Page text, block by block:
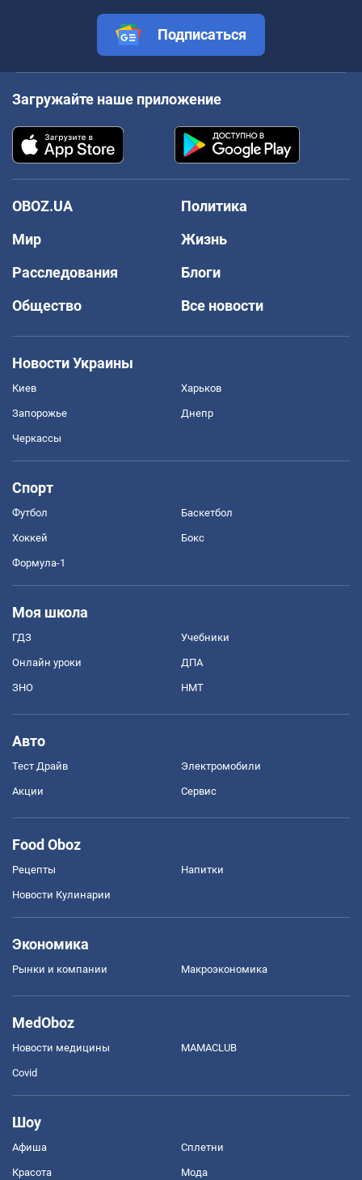
Подписаться
Загружайте наше приложение
OBOZ.UA
Политика
Мир
Жизнь
Расследования
Блоги
Общество
Все новости
Новости Украины
Киев Харьков
Запорожье Днепр
Черкассы
Спорт
Футбол Баскетбол
Хоккей Бокс
Формула-1
Моя школа
ГДЗ Учебники
Онлайн уроки ДПА
ЗНО НМТ
Авто
Тест Драйв Электромобили
Акции Сервис
Food Oboz
Рецепты Напитки
Новости Кулинарии
Экономика
Рынки и компании Mакроэкономика
MedOboz
Новости медицины MAMACLUB
Covid
Шоу
Афиша Сплетни
Красота Мода